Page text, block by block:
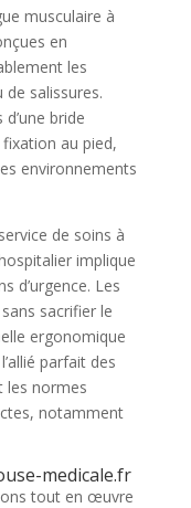
musculaire à
en
les
de salissures.
bride
au pied,
environnements
de soins à
implique
d’urgence. Les
sacrifier le
ergonomique
parfait des
les normes
notamment
medicale.fr
tout en œuvre